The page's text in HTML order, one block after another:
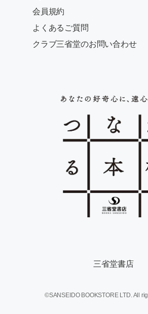
会員規約
よくあるご質問
クラブ三省堂のお問い合わせ
三省堂書店
©SANSEIDO BOOKSTORE LTD. All